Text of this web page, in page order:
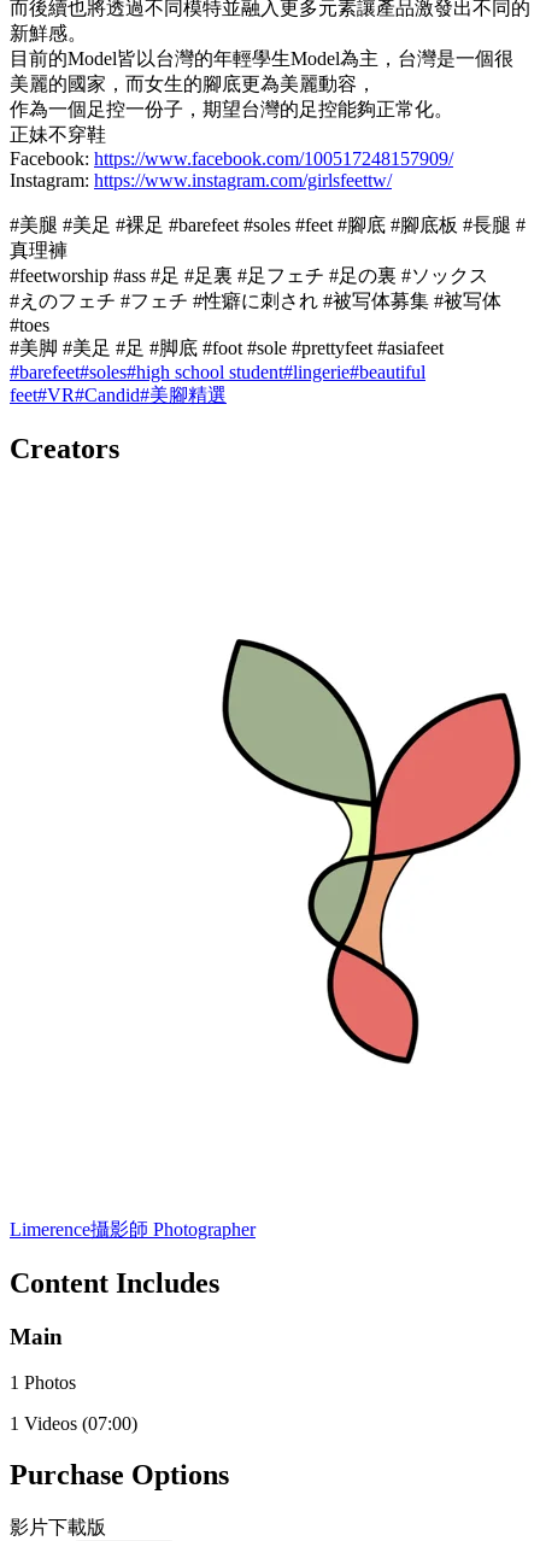
而後續也將透過不同模特並融入更多元素讓產品激發出不同的
新鮮感。
目前的Model皆以台灣的年輕學生Model為主，台灣是一個很
美麗的國家，而女生的腳底更為美麗動容，
作為一個足控一份子，期望台灣的足控能夠正常化。
正妹不穿鞋
Facebook: https://www.facebook.com/100517248157909/
Instagram: https://www.instagram.com/girlsfeettw/
#美腿 #美足 #裸足 #barefeet #soles #feet #腳底 #腳底板 #長腿 #
真理褲
#feetworship #ass #足 #足裏 #足フェチ #足の裏 #ソックス
#えのフェチ #フェチ #性癖に刺され #被写体募集 #被写体
#toes
#美脚 #美足 #足 #脚底 #foot #sole #prettyfeet #asiafeet
#barefeet#soles#high school student#lingerie#beautiful
feet#VR#Candid#美腳精選
Creators
Limerence攝影師 Photographer
Content Includes
Main
1 Photos
1 Videos (07:00)
Purchase Options
影片下載版